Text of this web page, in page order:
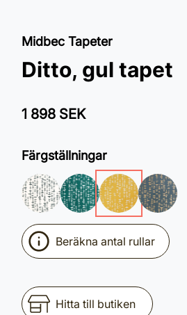
Midbec Tapeter
Ditto, gul tapet
1 898 SEK
Färgställningar
Beräkna antal rullar
Hitta till butiken